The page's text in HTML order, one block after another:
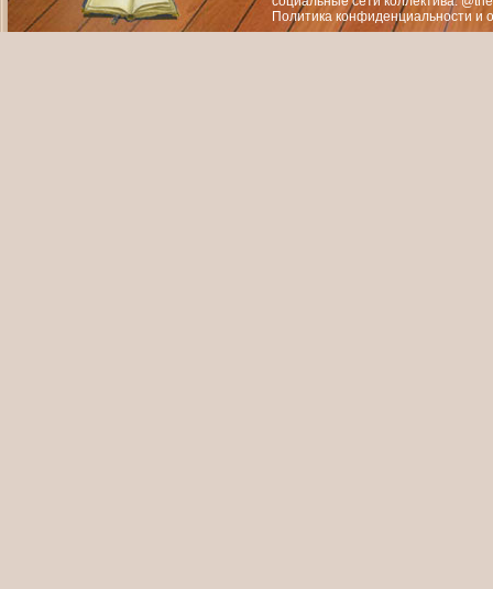
Политика конфиденциальности и